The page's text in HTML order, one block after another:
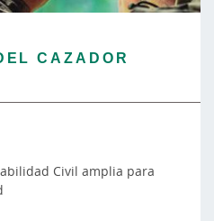
CAZADOR
Civil amplia para